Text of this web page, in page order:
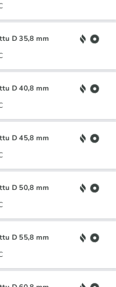
D 35,8 mm
D 40,8 mm
D 45,8 mm
D 50,8 mm
D 55,8 mm